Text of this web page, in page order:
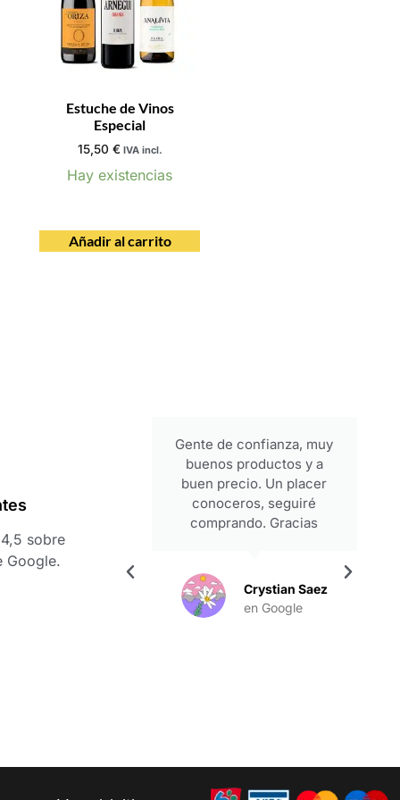
Estuche de Vinos
Especial
15,50 € IVA incl.
Hay existencias
Añadir al carrito
sobre
Google.
y con
eso se
Francis,
por esta
Gente de confianza, muy
buenos productos y a
buen precio. Un placer
conoceros, seguiré
comprando. Gracias
Crystian Saez
en Google